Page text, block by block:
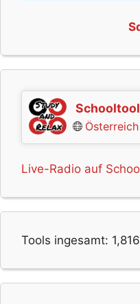
Österreich
Live-Radio auf
Tools ingesamt: 1,816